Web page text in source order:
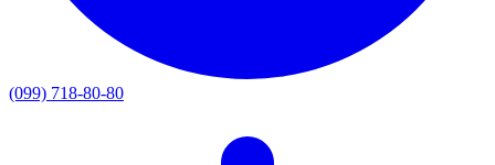
(099) 718-80-80